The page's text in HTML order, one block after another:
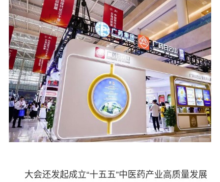
大会还发起成立“十五五”中医药产业高质量发展